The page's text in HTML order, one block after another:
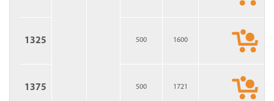
1325 500 1600
1375 500 1721